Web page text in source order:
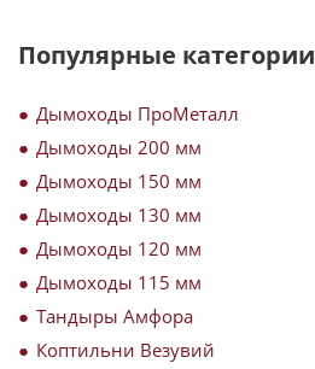
Популярные категории
Дымоходы ПроМеталл
Дымоходы 200 мм
Дымоходы 150 мм
Дымоходы 130 мм
Дымоходы 120 мм
Дымоходы 115 мм
Тандыры Амфора
Коптильни Везувий